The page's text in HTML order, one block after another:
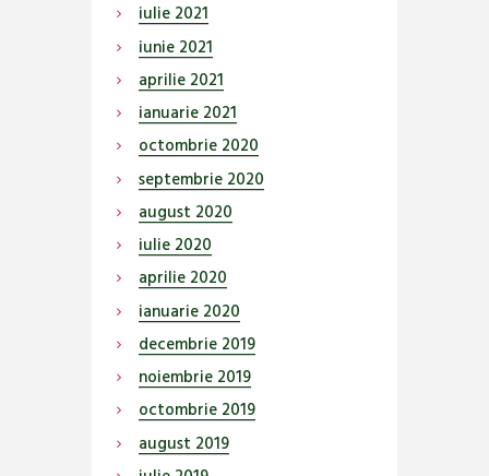
iulie 2021
iunie 2021
aprilie 2021
ianuarie 2021
octombrie 2020
septembrie 2020
august 2020
iulie 2020
aprilie 2020
ianuarie 2020
decembrie 2019
noiembrie 2019
octombrie 2019
august 2019